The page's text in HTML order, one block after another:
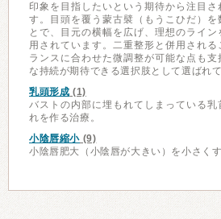
印象を目指したいという期待から注目
す。目頭を覆う蒙古襞（もうこひだ）を
とで、目元の横幅を広げ、理想のライ
用されています。二重整形と併用され
ランスに合わせた微調整が可能な点も支
な持続が期待できる選択肢として選ばれて
乳頭形成 (1)
バストの内部に埋もれてしまっている
れを作る治療。
小陰唇縮小 (9)
小陰唇肥大（小陰唇が大きい）を小さく